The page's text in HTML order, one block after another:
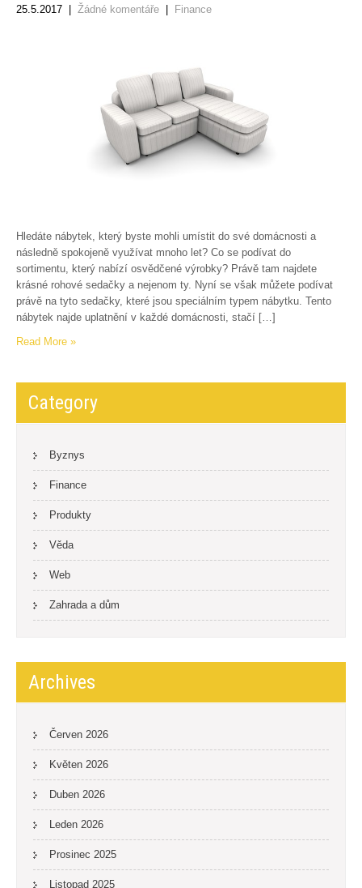
25.5.2017 Žádné komentáře Finance
Hledáte nábytek, který byste mohli umístit do své domácnosti a
následně spokojeně využívat mnoho let? Co se podívat do
sortimentu, který nabízí osvědčené výrobky? Právě tam najdete
krásné rohové sedačky a nejenom ty. Nyní se však můžete podívat
právě na tyto sedačky, které jsou speciálním typem nábytku. Tento
nábytek najde uplatnění v každé domácnosti, stačí […]
Read More »
Category
Byznys
Finance
Produkty
Věda
Web
Zahrada a dům
Archives
Červen 2026
Květen 2026
Duben 2026
Leden 2026
Prosinec 2025
Listopad 2025